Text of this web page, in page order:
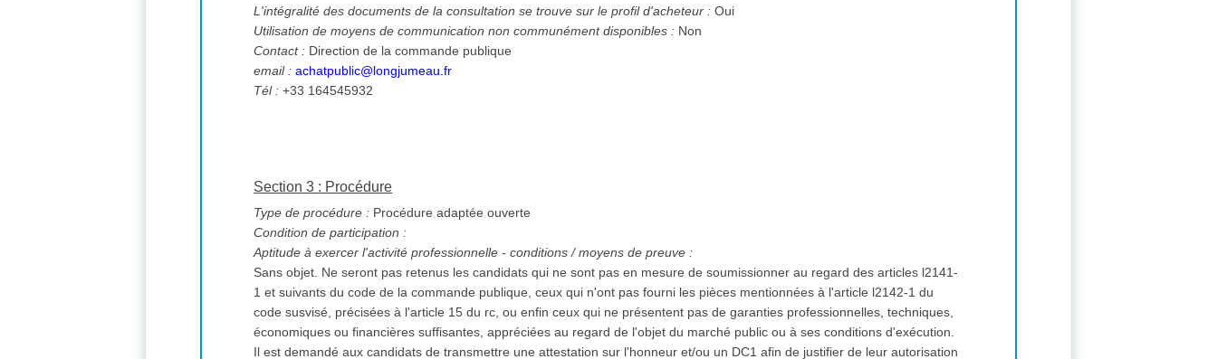
L'intégralité des documents de la consultation se trouve sur le profil d'acheteur : Oui
Utilisation de moyens de communication non communément disponibles : Non
Contact : Direction de la commande publique
email : achatpublic@longjumeau.fr
Tél : +33 164545932
Section 3 : Procédure
Type de procédure : Procédure adaptée ouverte
Condition de participation :
Aptitude à exercer l'activité professionnelle - conditions / moyens de preuve :
Sans objet. Ne seront pas retenus les candidats qui ne sont pas en mesure de soumissionner au regard des articles l2141-
1 et suivants du code de la commande publique, ceux qui n'ont pas fourni les pièces mentionnées à l'article l2142-1 du
code susvisé, précisées à l'article 15 du rc, ou enfin ceux qui ne présentent pas de garanties professionnelles, techniques,
économiques ou financières suffisantes, appréciées au regard de l'objet du marché public ou à ses conditions d'exécution.
Il est demandé aux candidats de transmettre une attestation sur l'honneur et/ou un DC1 afin de justifier de leur autorisation